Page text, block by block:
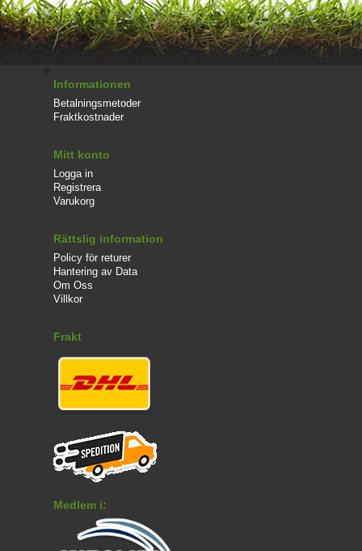
Informationen
Betalningsmetoder
Fraktkostnader
Mitt konto
Logga in
Registrera
Varukorg
Rättslig information
Policy för returer
Hantering av Data
Om Oss
Villkor
Frakt
Medlem i: